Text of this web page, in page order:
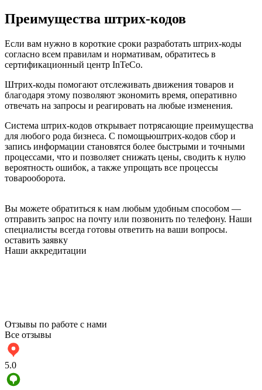
Преимущества штрих-кодов
Если вам нужно в короткие сроки разработать штрих-коды
согласно всем правилам и нормативам, обратитесь в
сертификационный центр InTeCo.
Штрих-коды помогают отслеживать движения товаров и
благодаря этому позволяют экономить время, оперативно
отвечать на запросы и реагировать на любые изменения.
Система штрих-кодов открывает потрясающие преимущества
для любого рода бизнеса. С помощьюштрих-кодов сбор и
запись информации становятся более быстрыми и точными
процессами, что и позволяет снижать цены, сводить к нулю
вероятность ошибок, а также упрощать все процессы
товарооборота.
Вы можете обратиться к нам любым удобным способом —
отправить запрос на почту или позвонить по телефону. Наши
специалисты всегда готовы ответить на ваши вопросы.
оставить заявку
Наши аккредитации
Отзывы по работе с нами
Все отзывы
5.0